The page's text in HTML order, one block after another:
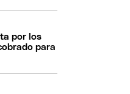
por los
para